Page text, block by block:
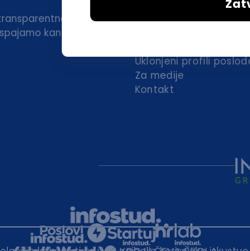
kandidate i
Za poslodavce
Uklonjeni profili
Za medije
Kontakt